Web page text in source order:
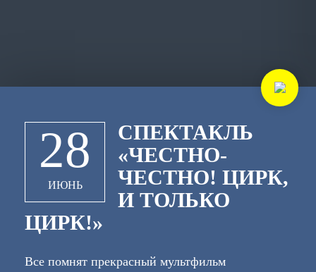
28
ИЮНЬ
СПЕКТАКЛЬ
«ЧЕСТНО-
ЧЕСТНО! ЦИРК,
И ТОЛЬКО
ЦИРК!»
Все помнят прекрасный мультфильм